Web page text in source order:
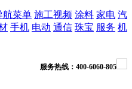
航菜单 施工视频 涂料 家电 汽
手机 电动 通信 珠宝 服务 机
服务热线：400-6060-805